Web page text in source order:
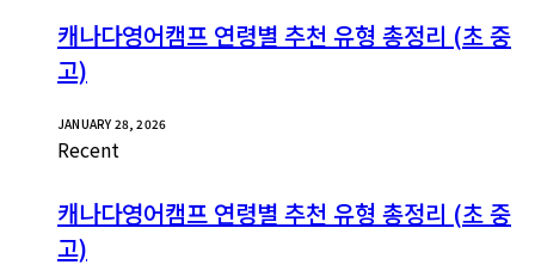
캐나다영어캠프 연령별 추천 유형 총정리 (초 중
고)
JANUARY 28, 2026
Recent
캐나다영어캠프 연령별 추천 유형 총정리 (초 중
고)